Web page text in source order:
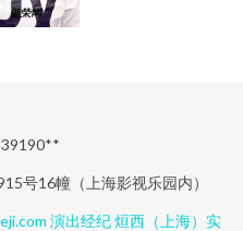
号16幢（上海影视乐园内）
演出经纪烜西（上海）实